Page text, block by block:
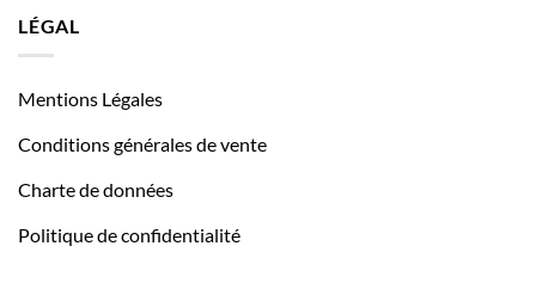
LÉGAL
Mentions Légales
Conditions générales de vente
Charte de données
Politique de confidentialité